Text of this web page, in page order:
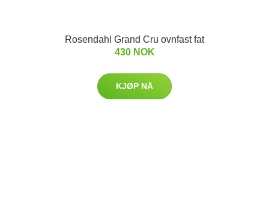
Rosendahl Grand Cru ovnfast fat
430 NOK
KJØP NÅ